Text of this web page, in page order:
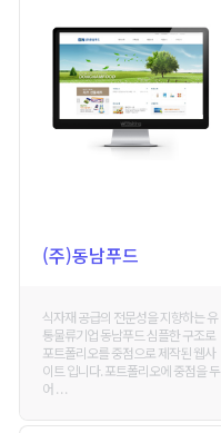
(주)동남푸드
식자재 공급의 전문성을 지향하는 유
통물류기업 동남푸드 심플한 구조로
포트폴리오를 중점으로 제작된 웹사
이트 입니다. 포트폴리오에 중점을 두
어 . . .